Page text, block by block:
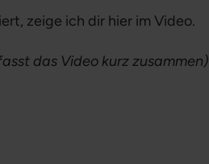
zeige ich dir hier im Video.
das Video kurz zusammen)